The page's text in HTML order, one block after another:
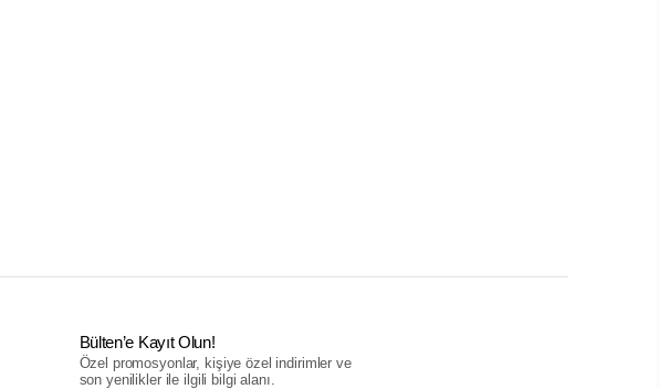
Bülten’e Kayıt Olun!
Özel promosyonlar, kişiye özel indirimler ve
son yenilikler ile ilgili bilgi alanı.